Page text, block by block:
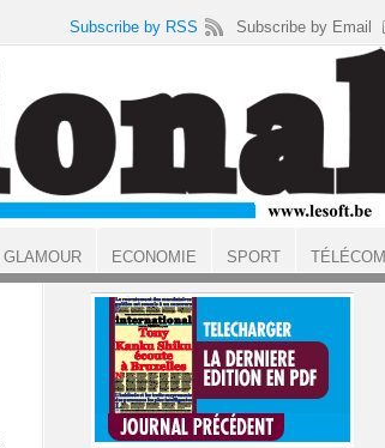
Subscribe by RSS Subscribe by Email
GLAMOUR ECONOMIE SPORT TÉLÉCOM